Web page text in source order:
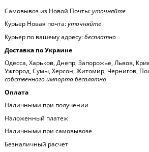
Самовывоз из Новой Почты:уточняйте
Курьер Новая почта:уточняйте
Курьер по вашему адресу:бесплатно
Доставка по Украине
Одесса, Харьков, Днепр, Запорожье, Львов,
Ужгород, Сумы, Херсон, Житомир, Чернигов,
собственного импорта бесплатно
Оплата
Наличными при получении
Наложенный платеж
Наличными при самовывозе
Безналичный расчет